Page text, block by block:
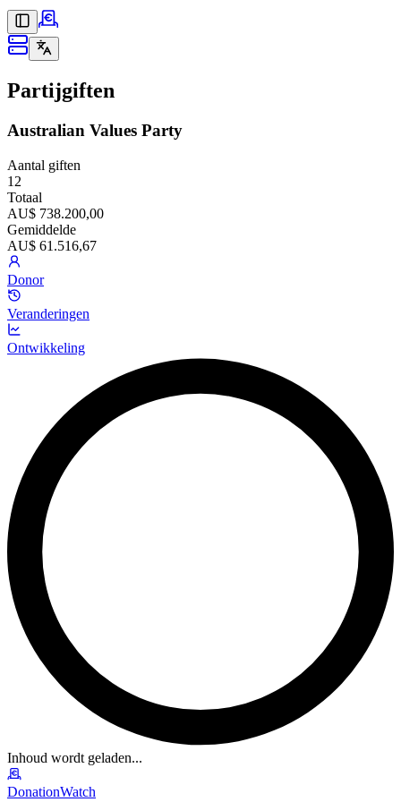
Partijgiften
Australian Values Party
Aantal giften
12
Totaal
AU$ 738.200,00
Gemiddelde
AU$ 61.516,67
Donor
Veranderingen
Ontwikkeling
Inhoud wordt geladen...
DonationWatch